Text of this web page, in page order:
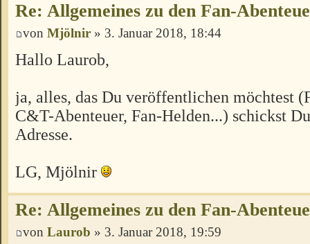
Re: Allgemeines zu den Fan-
von Mjölnir » 3. Januar 2018, 18:44
Hallo Laurob,
ja, alles, das Du veröffentlichen möchtest
C&T-Abenteuer, Fan-Helden...) schickst
Adresse.
LG, Mjölnir
Re: Allgemeines zu den Fan-
von Laurob » 3. Januar 2018, 19:59